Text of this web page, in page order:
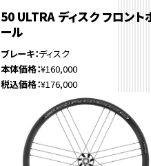
50 ULTRA ディスク フロント
ール
ブレーキ ディスク
本体価格 ¥160,000
税込価格 ¥176,000